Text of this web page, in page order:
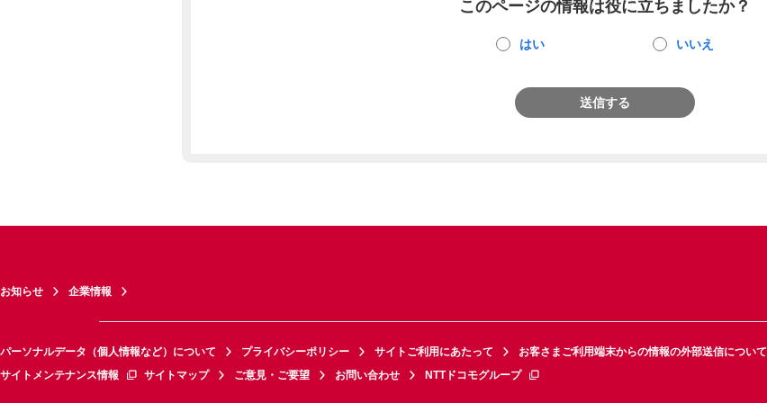
このページの情報は役に立ちましたか？
はい いいえ
送信する
お知らせ 企業情報
パーソナルデータ（個人情報など）について プライバシーポリシー サイトご利用にあたって お客さまご利用端末からの情報の外部送信について
サイトメンテナンス情報
サイトマップ ご意見・ご要望 お問い合わせ NTTドコモグループ